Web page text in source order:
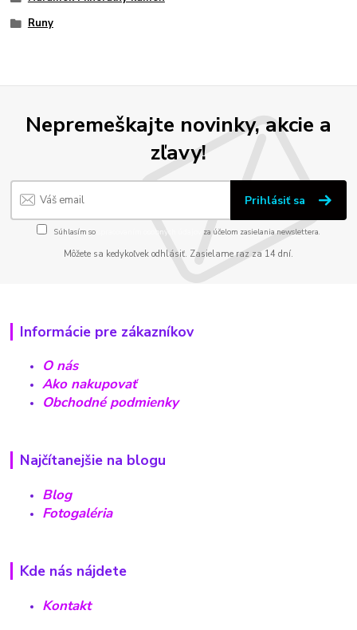
Runy
Nepremeškajte novinky, akcie a
zľavy!
Prihlásiť sa
Súhlasím so spracovaním osobných údajov za účelom zasielania newslettera.
Môžete sa kedykoľvek odhlásiť. Zasielame raz za 14 dní.
Informácie pre zákazníkov
O nás
Ako nakupovať
Obchodné podmienky
Najčítanejšie na blogu
Blog
Fotogaléria
Kde nás nájdete
Kontakt